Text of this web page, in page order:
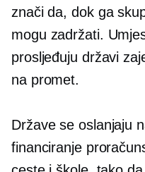
znači da, dok ga
mogu zadržati.
prosljeđuju državi
na promet.
Države se oslanjaju
financiranje